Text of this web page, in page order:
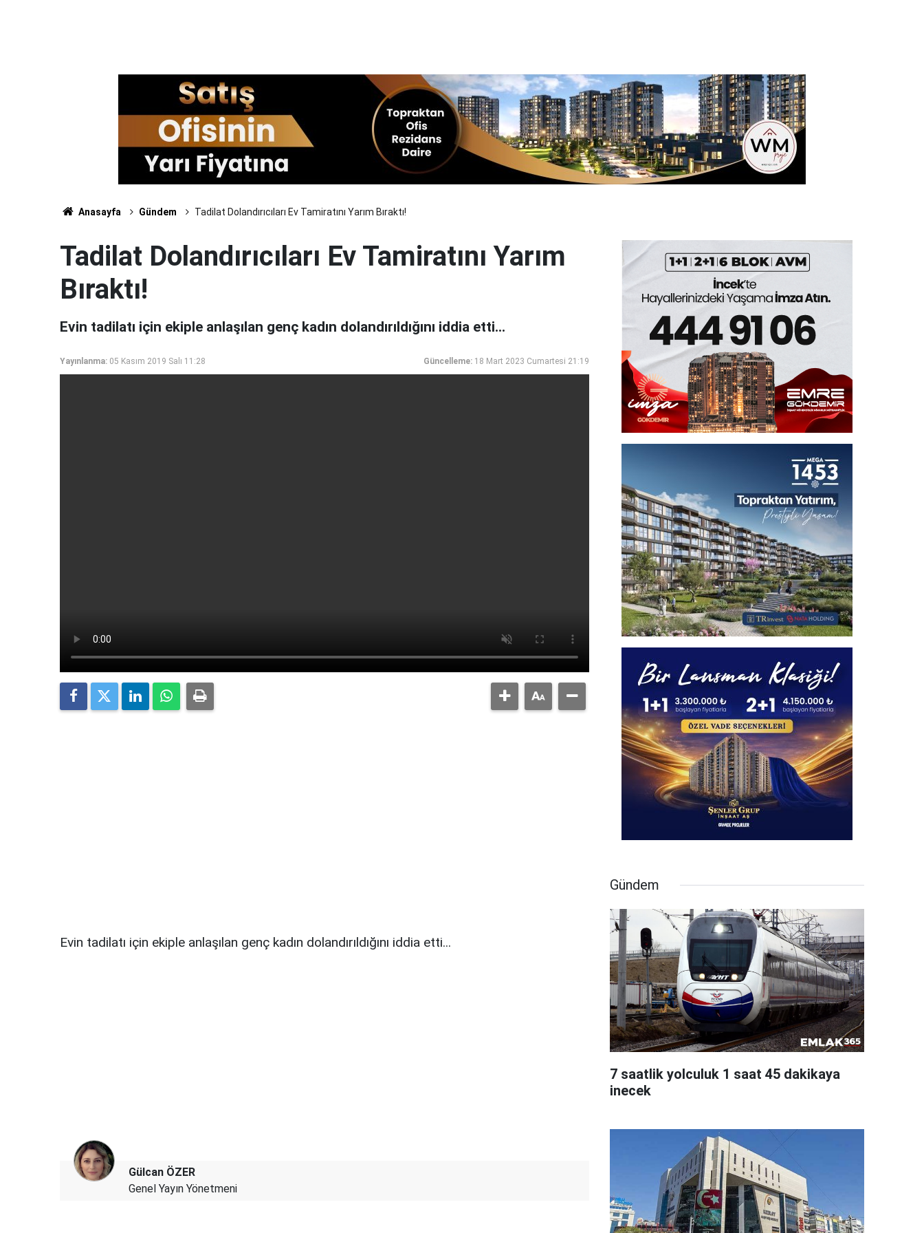
Anasayfa Gündem Tadilat Dolandırıcıları Ev Tamiratını Yarım Bıraktı!
Tadilat Dolandırıcıları Ev Tamiratını Yarım
Bıraktı!
Evin tadilatı için ekiple anlaşılan genç kadın dolandırıldığını iddia etti...
Yayınlanma: 05 Kasım 2019 Salı 11:28 Güncelleme: 18 Mart 2023 Cumartesi 21:19
Evin tadilatı için ekiple anlaşılan genç kadın dolandırıldığını iddia etti...
Gülcan ÖZER
Genel Yayın Yönetmeni
Gündem
7 saatlik yolculuk 1 saat 45 dakikaya
inecek